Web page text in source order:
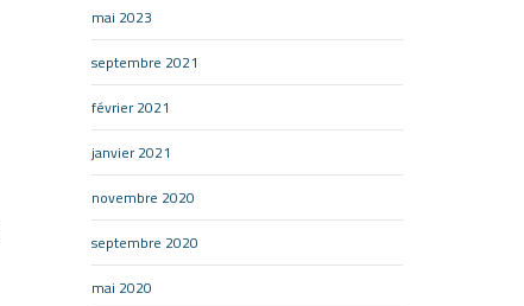
mai 2023
septembre 2021
février 2021
janvier 2021
novembre 2020
septembre 2020
mai 2020